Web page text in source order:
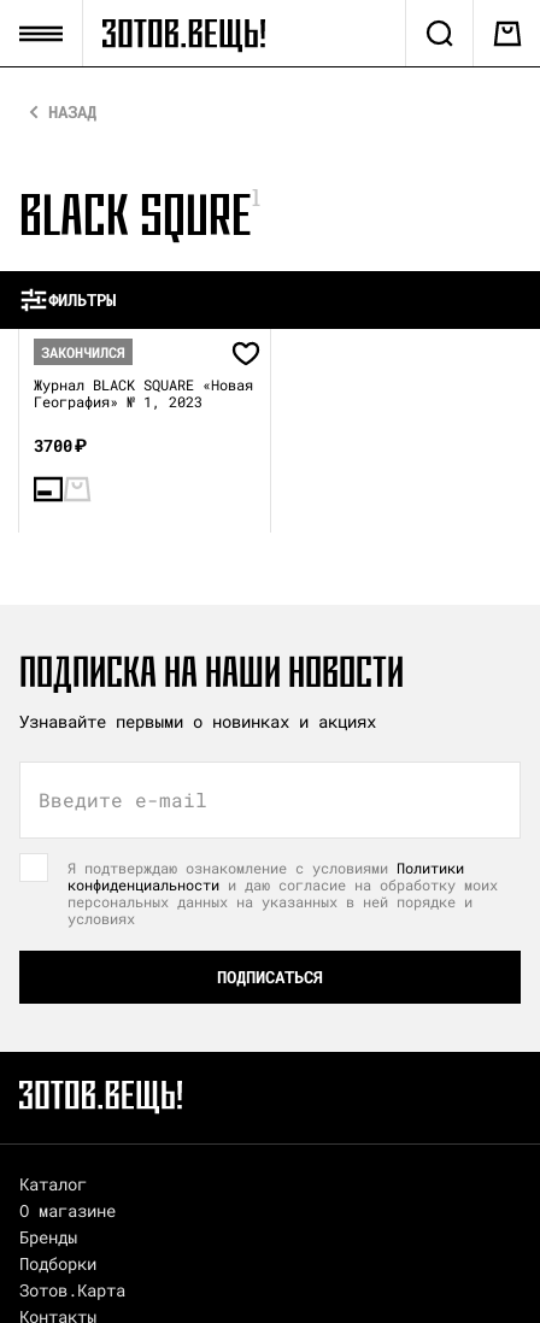
НАЗАД
BLACK SQURE1
ФИЛЬТРЫ
ЗАКОНЧИЛСЯ
Журнал BLACK SQUARE «Новая
География» № 1, 2023
3700₽
ПОДПИСКА НА НАШИ НОВОСТИ
Узнавайте первыми о новинках и акциях
Введите e-mail
Я подтверждаю ознакомление с условиями Политики
конфиденциальности и даю согласие на обработку моих
персональных данных на указанных в ней порядке и
условиях
ПОДПИСАТЬСЯ
Каталог
О магазине
Бренды
Подборки
Зотов.Карта
Контакты